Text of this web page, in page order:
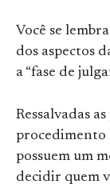
Você se
dos aspectos
a “fase de
Ressalvadas
procedimento
possuem um
decidir quem